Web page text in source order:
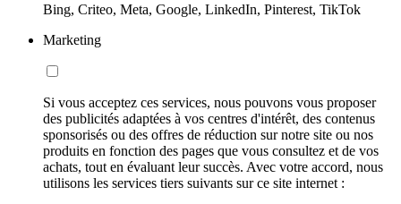
Bing, Criteo, Meta, Google, LinkedIn, Pinterest, TikTok
Marketing
Si vous acceptez ces services, nous pouvons vous proposer
des publicités adaptées à vos centres d'intérêt, des contenus
sponsorisés ou des offres de réduction sur notre site ou nos
produits en fonction des pages que vous consultez et de vos
achats, tout en évaluant leur succès. Avec votre accord, nous
utilisons les services tiers suivants sur ce site internet :